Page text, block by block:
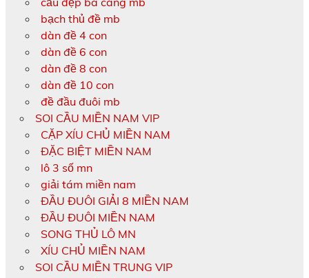
bạch thủ đề mb
dàn đề 4 con
dàn đề 6 con
dàn đề 8 con
dàn đề 10 con
đề đầu đuôi mb
SOI CẦU MIỀN NAM VIP
CẶP XÍU CHỦ MIỀN NAM
ĐẶC BIỆT MIỀN NAM
lô 3 số mn
giải tám miền nam
ĐẦU ĐUÔI GIẢI 8 MIỀN NAM
ĐẦU ĐUÔI MIỀN NAM
SONG THỦ LÔ MN
XÍU CHỦ MIỀN NAM
SOI CẦU MIỀN TRUNG VIP